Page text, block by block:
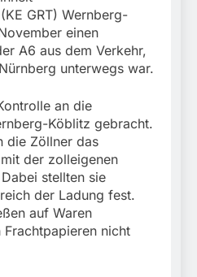
GRT) Wernberg-
einen
A6 aus dem Verkehr,
unterwegs war.
an die
Köblitz gebracht.
die Zöllner das
der zolleigenen
stellten sie
der Ladung fest.
auf Waren
nicht